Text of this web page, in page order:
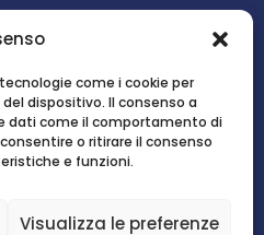
come i cookie per
dispositivo. Il consenso a
dati come il comportamento di
o ritirare il consenso
e funzioni.
Visualizza le preferenze